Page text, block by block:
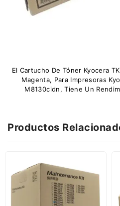
El Cartucho De Tóner Kyocera
Magenta, Para Impresoras
M8130cidn, Tiene Un
Productos